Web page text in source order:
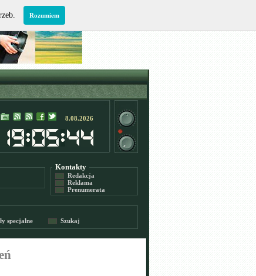
8.08.2026
Kontakty
Redakcja
Reklama
Prenumerata
specjalne Szukaj
Rozumiem